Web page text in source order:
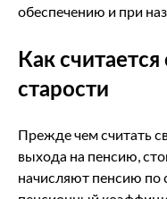
обеспечению и при
Как
старости
Прежде чем считать
выхода на пенсию,
начисляют пенсию по